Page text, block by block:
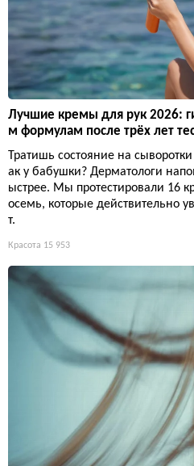
Лучшие кремы для рук 2026:
м формулам после трёх лет
Тратишь состояние на
ак у бабушки? Дерматологи
ыстрее. Мы протестировали 16
осемь, которые действительно
т.
Красота 15 953